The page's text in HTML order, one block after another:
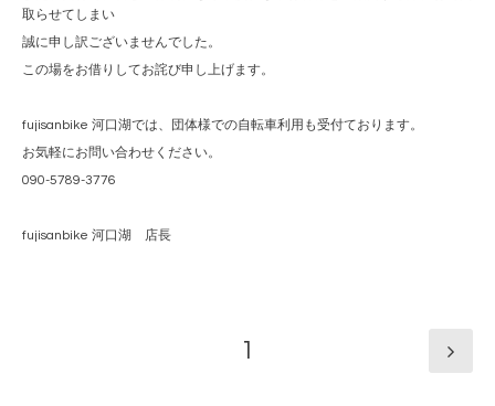
取らせてしまい
誠に申し訳ございませんでした。
この場をお借りしてお詫び申し上げます。
fujisanbike 河口湖では、団体様での自転車利用も受付ております。
お気軽にお問い合わせください。
090-5789-3776
fujisanbike 河口湖 店長
1